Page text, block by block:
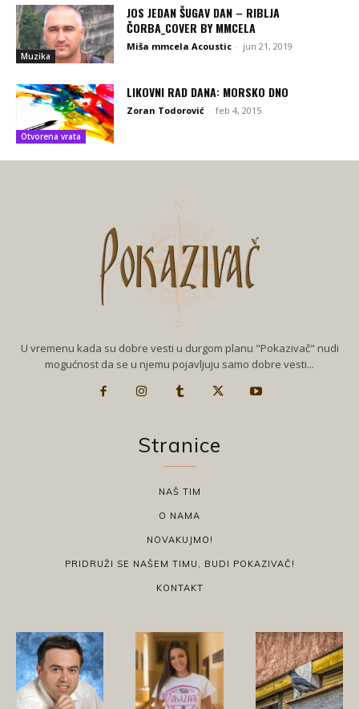
Muzika
JOS JEDAN ŠUGAV DAN – RIBLJA
ČORBA_COVER BY MMCELA
Miša mmcela Acoustic - jun 21, 2019
Otvorena vrata
LIKOVNI RAD DANA: MORSKO DNO
Zoran Todorović - feb 4, 2015
U vremenu kada su dobre vesti u durgom planu "Pokazivač" nudi
mogućnost da se u njemu pojavljuju samo dobre vesti...
Stranice
NAŠ TIM
O NAMA
NOVAKUJMO!
PRIDRUŽI SE NAŠEM TIMU, BUDI POKAZIVAČ!
KONTAKT